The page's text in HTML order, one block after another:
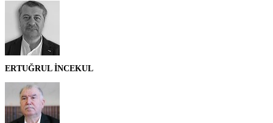
ERTUĞRUL İNCEKUL